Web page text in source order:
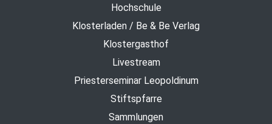
Hochschule
Klosterladen / Be & Be Verlag
Klostergasthof
Livestream
Priesterseminar Leopoldinum
Stiftspfarre
Sammlungen